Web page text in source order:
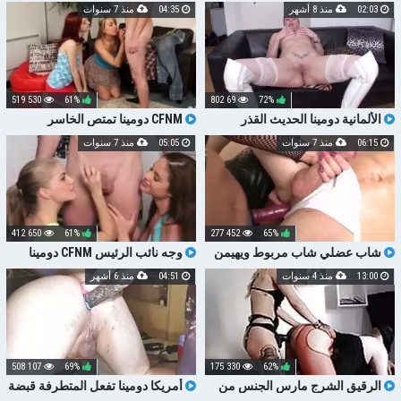
الألمانية دومينا الحديث القذر
يضرطن صنم عن قرب HD
72%
69 802
02:03 منذ 8 أشهر
CFNM دومينا تمتص الخاسر
61%
530 519
04:35 منذ 7 سنوات
شاب عضلي شاب مربوط ويهيمن
عليه دومينا شقراء الساخنة
65%
452 277
06:15 منذ 7 سنوات
وجه نائب الرئيس CFNM دومينا
61%
650 412
05:05 منذ 7 سنوات
الرقيق الشرج مارس الجنس من
62%
330 175
13:00 منذ 4 سنوات
أمريكا دومينا تفعل المتطرفة قبضة
69%
107 508
04:51 منذ 6 أشهر